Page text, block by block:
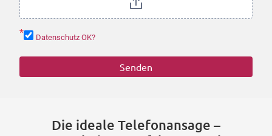
* Datenschutz OK?
Senden
Die ideale Telefonansage –